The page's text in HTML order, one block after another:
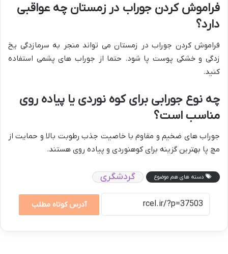
فراموش کردن جوراب در زمستان چه عواقبی
دارد؟
فراموش کردن جوراب در زمستان می تواند منجر به سرمازدگی یخ
زدگی و خشکی پوست پا شود. حتما از جوراب های پشمی استفاده
کنید.
چه نوع جورابی برای کوه نوردی یا پیاده روی
مناسب است؟
جوراب های ضخیم و مقاوم با خاصیت جذب رطوبت بالا و حمایت از
مچ پا بهترین گزینه برای کوهنوردی و پیاده روی هستند.
دسته های هم موضوع گردشگری
آدرس کوتاه مطلب